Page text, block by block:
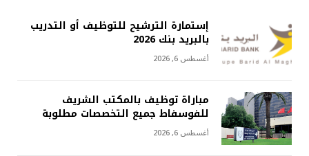
إستمارة الترشيح للتوظيف أو التدريب
بالبريد بنك 2026
أغسطس 6, 2026
مباراة توظيف بالمكتب الشريف
للفوسفاط جميع التخصصات مطلوبة
أغسطس 6, 2026